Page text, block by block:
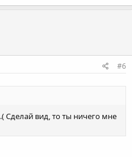
#6
.( Сделай вид, то ты ничего мне